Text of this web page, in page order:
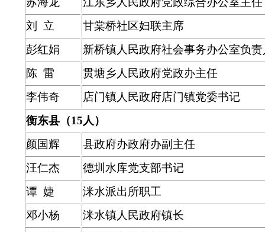
刘 立
甘棠桥社区妇联主席
彭红娟
新桥镇人民政府社会事务办公室负责
陈 雷
贯塘乡人民政府党政办主任
李伟奇
店门镇人民政府店门镇党委书记
衡东县（15人）
颜国辉
县政府办政府办副主任
汪仁杰
德圳水库党支部书记
谭 婕
洣水派出所职工
邓小杨
洣水镇人民政府镇长